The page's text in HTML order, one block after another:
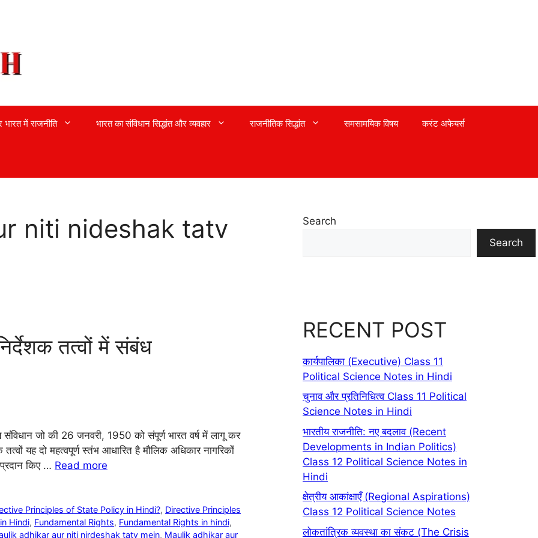
भारत में राजनीति भारत का संविधान सिद्धांत और व्यवहार राजनीतिक सिद्धांत समसामयिक विषय करंट अफेयर्स
niti nideshak tatv
तत्वों में संबंध
जो की 26 जनवरी, 1950 को संपूर्ण भारत वर्ष में लागू कर
यह दो महत्वपूर्ण स्तंभ आधारित है मौलिक अधिकार नागरिकों
किए … Read more
Principles of State Policy in Hindi?, Directive Principles
Hindi, Fundamental Rights, Fundamental Rights in hindi,
adhikar aur niti nirdeshak tatv mein, Maulik adhikar aur
Search
Search
RECENT POST
कार्यपालिका (Executive) Class 11
Political Science Notes in Hindi
चुनाव और प्रतिनिधित्व Class 11 Political
Science Notes in Hindi
भारतीय राजनीति: नए बदलाव (Recent
Developments in Indian Politics)
Class 12 Political Science Notes in
Hindi
क्षेत्रीय आकांक्षाएँ (Regional Aspirations)
Class 12 Political Science Notes
लोकतांत्रिक व्यवस्था का संकट (The Crisis